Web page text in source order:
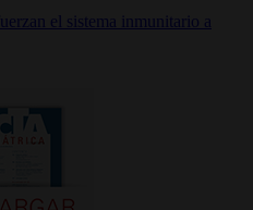
el sistema inmunitario a